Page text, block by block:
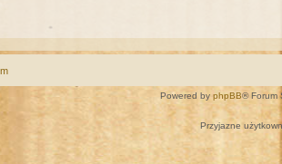
Powered by phpBB® Forum
Przyjazne